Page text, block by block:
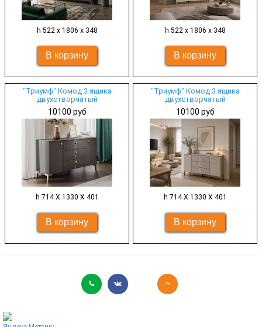
h 522 х 1806 х 348 h 522 х 1806 х 348
"Триумф" Комод 3 ящика
двухстворчатый
10100 руб
h 714 Х 1330 Х 401
"Триумф" Комод 3 ящика
двухстворчатый
10100 руб
h 714 Х 1330 Х 401